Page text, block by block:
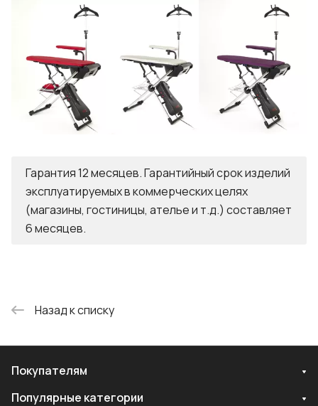
Гарантия 12 месяцев. Гарантийный срок изделий
эксплуатируемых в коммерческих целях
(магазины, гостиницы, ателье и т.д.) составляет
6 месяцев.
Назад к списку
Покупателям
Популярные категории